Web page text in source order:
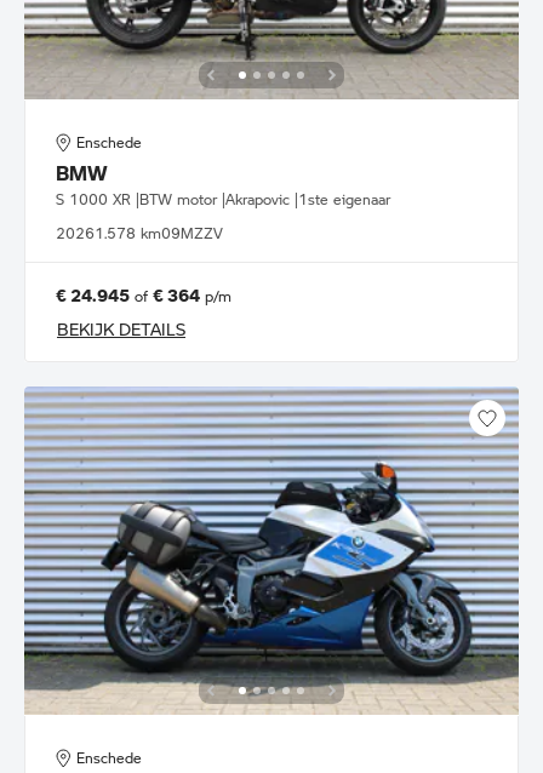
Enschede
BMW
S 1000 XR |BTW motor |Akrapovic |1ste eigenaar
20261.578 km09MZZV
€ 24.945 of € 364 p/m
BEKIJK DETAILS
Enschede